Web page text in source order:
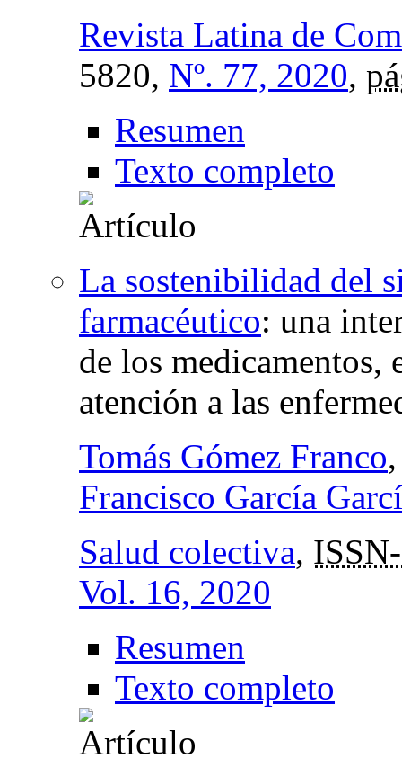
Revista Latina de
5820, Nº. 77, 2020,
Resumen
Texto completo
La sostenibilidad del
farmacéutico: una
de los medicamentos,
atención a las
Tomás Gómez Franco
Francisco García
Salud colectiva,
Vol. 16, 2020
Resumen
Texto completo